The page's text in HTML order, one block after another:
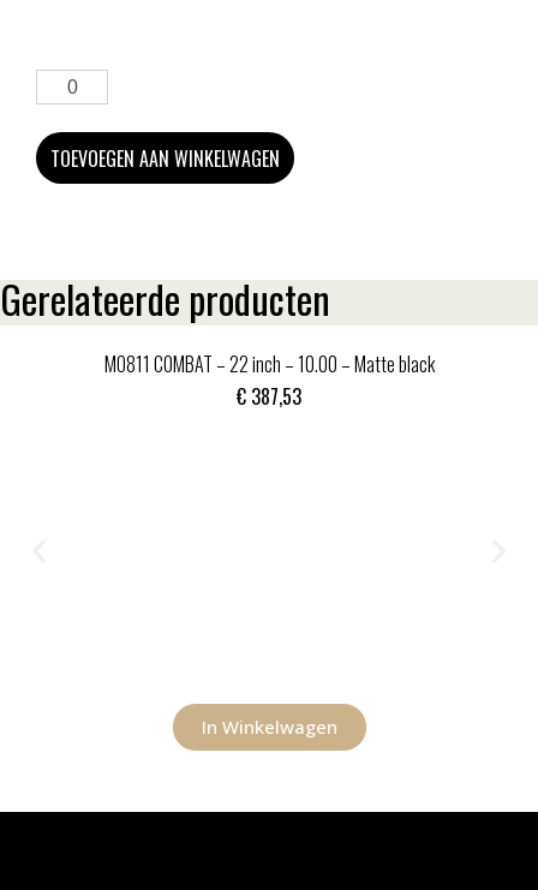
TOEVOEGEN AAN WINKELWAGEN
Gerelateerde producten
MO811 COMBAT – 22 inch – 10.00 – Matte black
€ 387,53
In Winkelwagen